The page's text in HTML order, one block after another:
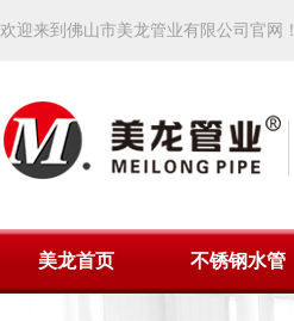
欢迎来到佛山市美龙管业有限公司官网！
美龙首页 不锈钢水管